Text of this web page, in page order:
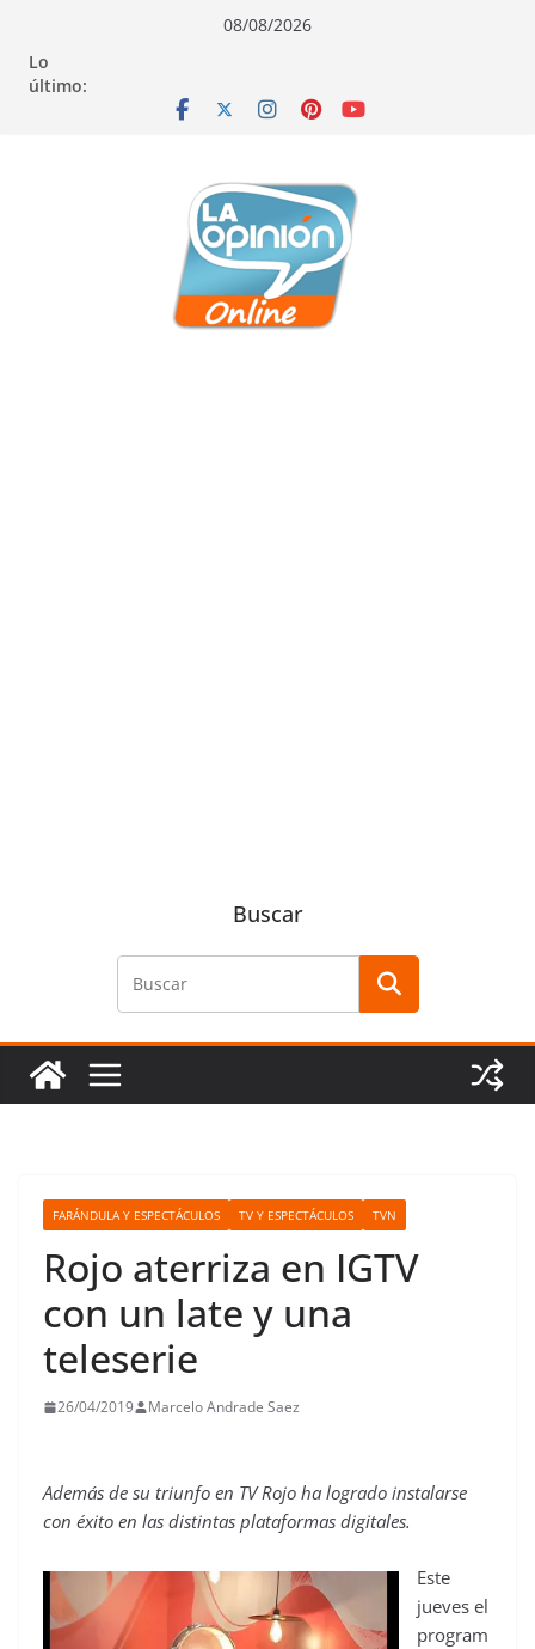
contenido
navegación
contenido
08/08/2026
Lo
último:
Buscar
FARÁNDULA Y ESPECTÁCULOS TV Y ESPECTÁCULOS TVN
Rojo aterriza en IGTV
con un late y una
teleserie
26/04/2019 Marcelo Andrade Saez
Además de su triunfo en TV Rojo ha logrado instalarse
con éxito en las distintas plataformas digitales.
Este
jueves el
program